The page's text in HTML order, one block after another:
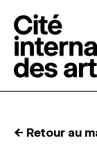
← Retour au